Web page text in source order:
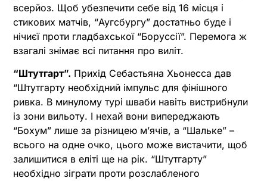
всерйоз. Щоб убезпечити себе від 16 місця і
стикових матчів, “Аугсбургу” достатньо буде і
нічиєї проти гладбахської “Боруссії”. Перемога ж
взагалі знімає всі питання про виліт.
“Штутгарт”. Прихід Себастьяна Хьонесса дав
“Штутгарту необхідний імпульс для фінішного
ривка. В минулому турі шваби навіть вистрибнули
із зони вильоту. І нехай вони випереджають
“Бохум” лише за різницею м’ячів, а “Шальке” –
всього на одне очко, цього може вистачити, щоб
залишитися в еліті ще на рік. “Штутгарту”
необхідно зіграти проти розслабленого